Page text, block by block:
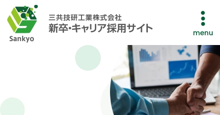
メニ
menu